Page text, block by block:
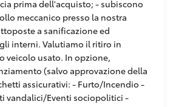
prima dell'acquisto; - subiscono
meccanico presso la nostra
a sanificazione ed
interni. Valutiamo il ritiro in
veicolo usato. In opzione,
(salvo approvazione della
assicurativi: - Furto/Incendio -
vandalici/Eventi sociopolitici -